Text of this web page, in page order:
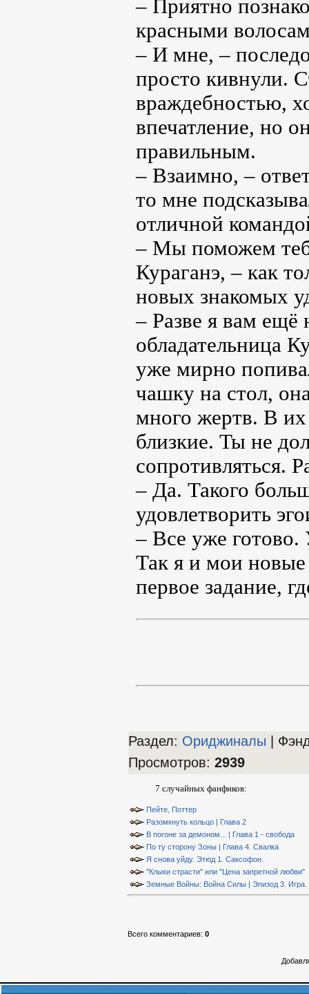
– Приятно
красными
– И мне, –
просто кивнули.
враждебностью,
впечатление, но
правильным.
– Взаимно, –
то мне
отличной
– Мы поможем
Кураганэ, – как
новых знакомых
– Разве я вам ещё
обладательница
уже мирно
чашку на стол,
много жертв. В
близкие. Ты не
сопротивляться.
– Да. Такого
удовлетворить
– Все уже готово.
Так я и мои новые
первое задание,
Раздел: Ориджиналы |
Просмотров: 2939
7 случайных фанфиков:
Пейте, Поттер
Разомкнуть кольцо | Глава 2
В погоне за демоном... | Глава 1 - свобода
По ту сторону Зоны | Глава 4. Свалка
Я снова уйду. Этюд 1. Саксофон.
"Клыки страсти" или "Цена запретной любви"
Земные Войны: Война Силы | Эпизод 3. Игра.
Всего комментариев: 0